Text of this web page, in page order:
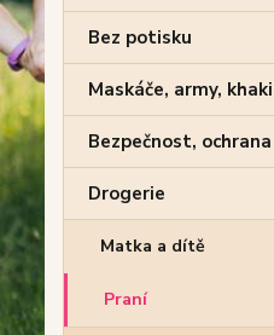
Bez potisku
Maskáče, army, khaki
Bezpečnost, ochrana
Drogerie
Matka a dítě
Praní